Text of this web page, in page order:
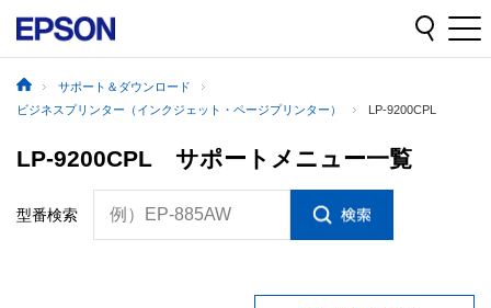
サポート＆ダウンロード
ビジネスプリンター（インクジェット・ページプリンター）
LP-9200CPL
LP-9200CPL サポートメニュー一覧
型番検索 例）EP-885AW